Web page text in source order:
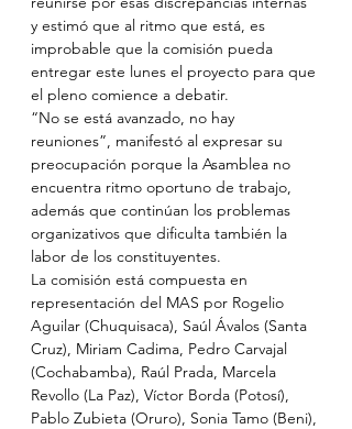
y estimó que al ritmo que está, es
improbable que la comisión pueda
entregar este lunes el proyecto para que
el pleno comience a debatir.
“No se está avanzado, no hay
reuniones”, manifestó al expresar su
preocupación porque la Asamblea no
encuentra ritmo oportuno de trabajo,
además que continúan los problemas
organizativos que dificulta también la
labor de los constituyentes.
La comisión está compuesta en
representación del MAS por Rogelio
Aguilar (Chuquisaca), Saúl Ávalos (Santa
Cruz), Miriam Cadima, Pedro Carvajal
(Cochabamba), Raúl Prada, Marcela
Revollo (La Paz), Víctor Borda (Potosí),
Pablo Zubieta (Oruro), Sonia Tamo (Beni),